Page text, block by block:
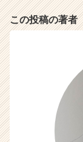
この投稿の著者